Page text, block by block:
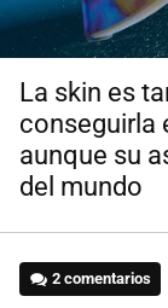
La skin es
conseguirla
aunque su
del mundo
2 comentarios